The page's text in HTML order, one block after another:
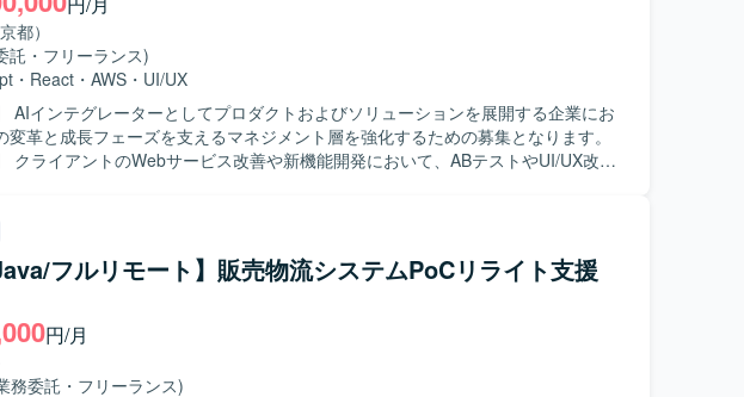
主導的に経験していただけます。管理会計の専門性を活かしつつ、エンドとの要
メンバーのマネジメントなど、上流マネジメントスキルも磨くことができる環境
都）
託・フリーランス)
・ React ・ AWS ・ UI/UX
AIインテグレーターとしてプロダクトおよびソリューションを展開する企業にお
変革と成長フェーズを支えるマネジメント層を強化するための募集となります。
クライアントのWebサービス改善や新機能開発において、ABテストやUI/UX改善
Geminiを日常業務に組み込んだ「AIと共に開発する文化」の推進や環境整備にも
にコミュニケーションを取りながら複数職種
主体的にプロジェクトを推進できる方を求めております。組織やプロダクトの成
持ち、変革期の環境を楽しみながらリードいただける方が望ましいです。 【ポ
力】 自社プロダクト開発、BPaaS、クライアントワークと複数のチームが存在す
ネジメント層として組織の変革と成長に深くコミットしていただけます。最先端
を活用しながら、裁量の大きいポジションでWebサービス改善や新機能開発に取
フルリモート】販売物流システムPoCリライト支援
円/月
務委託・フリーランス)